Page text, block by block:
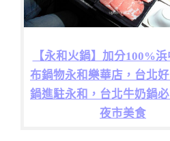
【永和火鍋】加分100%
布鍋物永和樂華店，台北
鍋進駐永和，台北牛奶鍋
夜市美食